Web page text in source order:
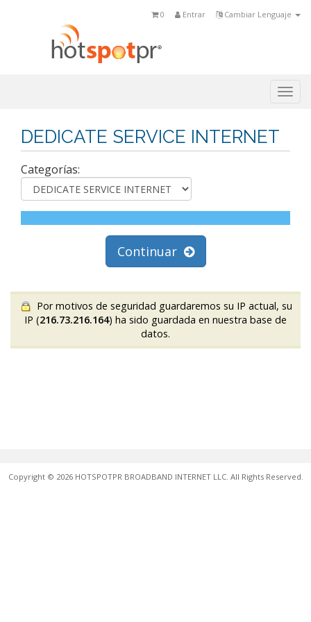
Cambiar Lenguaje
Entrar
0
DEDICATE SERVICE INTERNET
Categorías:
Continuar
Por motivos de seguridad guardaremos su IP actual, su
IP (216.73.216.164) ha sido guardada en nuestra base de
datos.
Copyright © 2026 HOTSPOTPR BROADBAND INTERNET LLC. All Rights Reserved.